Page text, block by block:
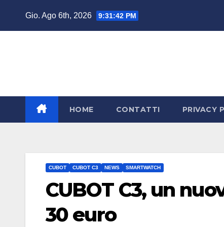
Gio. Ago 6th, 2026 9:31:43 PM
HOME CONTATTI PRIVACY
CUBOT CUBOT C3 NEWS SMARTWATCH
CUBOT C3, un
30 euro